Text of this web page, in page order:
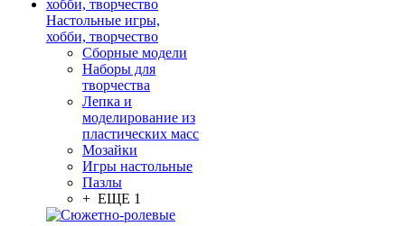
Настольные игры,
хобби, творчество
Сборные модели
Наборы для
творчества
Лепка и
моделирование из
пластических масс
Мозайки
Игры настольные
Пазлы
+ ЕЩЕ 1